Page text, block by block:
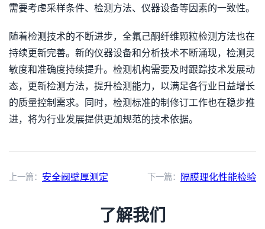
需要考虑采样条件、检测方法、仪器设备等因素的一致性。
随着检测技术的不断进步，全氟己酮纤维颗粒检测方法也在
持续更新完善。新的仪器设备和分析技术不断涌现，检测灵
敏度和准确度持续提升。检测机构需要及时跟踪技术发展动
态，更新检测方法，提升检测能力，以满足各行业日益增长
的质量控制需求。同时，检测标准的制修订工作也在稳步推
进，将为行业发展提供更加规范的技术依据。
上一篇： 安全阀壁厚测定 下一篇： 隔膜理化性能检验
了解我们